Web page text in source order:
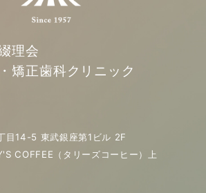
理会
矯正歯科クリニック
目14-5 東武銀座第1ビル 2F
COFFEE（タリーズコーヒー）上